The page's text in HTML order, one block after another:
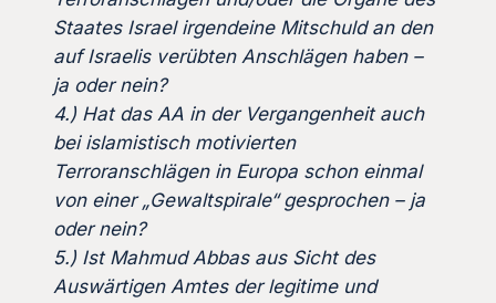
Staates Israel irgendeine Mitschuld an den
auf Israelis verübten Anschlägen haben –
ja oder nein?
4.) Hat das AA in der Vergangenheit auch
bei islamistisch motivierten
Terroranschlägen in Europa schon einmal
von einer „Gewaltspirale“ gesprochen – ja
oder nein?
5.) Ist Mahmud Abbas aus Sicht des
Auswärtigen Amtes der legitime und